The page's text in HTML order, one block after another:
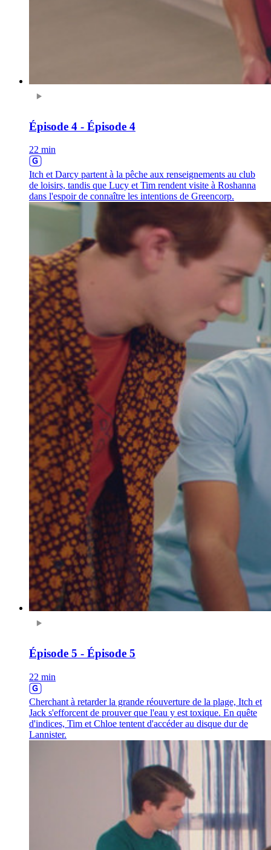
Épisode 4 - Épisode 4
22 min
Itch et Darcy partent à la pêche aux renseignements au club
de loisirs, tandis que Lucy et Tim rendent visite à Roshanna
dans l'espoir de connaître les intentions de Greencorp.
Épisode 5 - Épisode 5
22 min
Cherchant à retarder la grande réouverture de la plage, Itch et
Jack s'efforcent de prouver que l'eau y est toxique. En quête
d'indices, Tim et Chloe tentent d'accéder au disque dur de
Lannister.